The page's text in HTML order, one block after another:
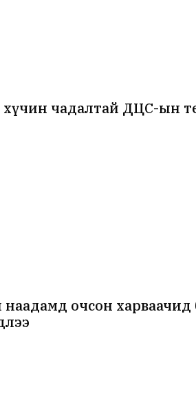
чадалтай ДЦС-ын
очсон харваачид